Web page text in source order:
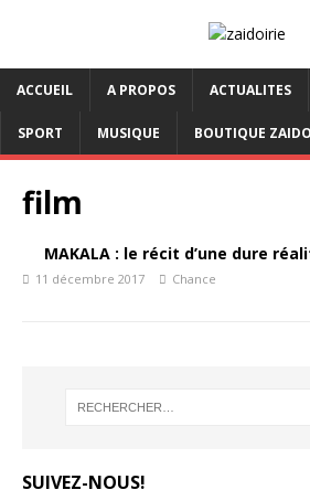
ACCUEIL A PROPOS ACTUALITES
SPORT MUSIQUE BOUTIQUE
film
MAKALA : le récit d’une dure
11 décembre 2017 Chance
SUIVEZ-NOUS!